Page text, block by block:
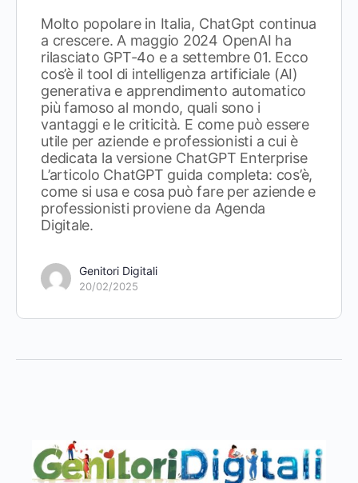
Molto popolare in Italia, ChatGpt continua
a crescere. A maggio 2024 OpenAI ha
rilasciato GPT-4o e a settembre 01. Ecco
cos’è il tool di intelligenza artificiale (AI)
generativa e apprendimento automatico
più famoso al mondo, quali sono i
vantaggi e le criticità. E come può essere
utile per aziende e professionisti a cui è
dedicata la versione ChatGPT Enterprise
L’articolo ChatGPT guida completa: cos’è,
come si usa e cosa può fare per aziende e
professionisti proviene da Agenda
Digitale.
Genitori Digitali
20/02/2025